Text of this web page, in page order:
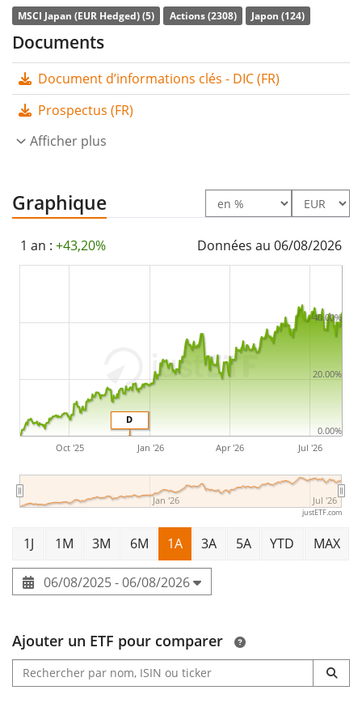
p.a.. L'ETF reproduit la performance de l’indice sous-
jacent en achetant toutes les composantes de l’indice
distribuésaux investisseurs (une fois par an).
Le Amundi Core MSCI Japan UCITS ETF EUR Hedged Dist
a desactifs sous gestion à hauteur de 208 M d'EUR
MSCI Japan (EUR Hedged) (5) Actions (2308) Japon (124)
Documents
Document d’informations clés - DIC (FR)
Prospectus (FR)
Afficher plus
Graphique
1 an : +43,20% Données au 06/08/2026
D
Oct '25 Jan '26 Apr '26 Jul '26
Jan '26 Jul '26
0.00%
20.00%
40.00%
justETF.com
1J 1M 3M 6M 1A 3A 5A YTD MAX
06/08/2025 - 06/08/2026
Ajouter un ETF pour comparer